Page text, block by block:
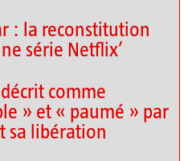
: la reconstitution
série Netflix’
comme
» et « paumé » par
sa libération